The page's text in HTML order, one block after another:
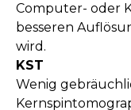
Computer- oder
besseren
wird.
KST
Wenig